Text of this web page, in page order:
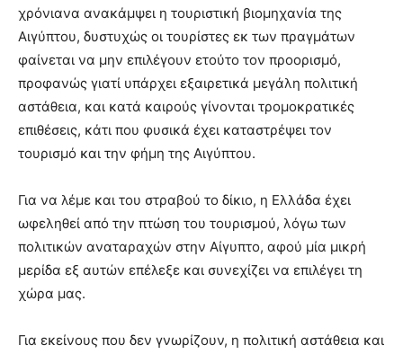
χρόνιανα ανακάμψει η τουριστική βιομηχανία της
Αιγύπτου, δυστυχώς οι τουρίστες εκ των πραγμάτων
φαίνεται να μην επιλέγουν ετούτο τον προορισμό,
προφανώς γιατί υπάρχει εξαιρετικά μεγάλη πολιτική
αστάθεια, και κατά καιρούς γίνονται τρομοκρατικές
επιθέσεις, κάτι που φυσικά έχει καταστρέψει τον
τουρισμό και την φήμη της Αιγύπτου.
Για να λέμε και του στραβού το δίκιο, η Ελλάδα έχει
ωφεληθεί από την πτώση του τουρισμού, λόγω των
πολιτικών αναταραχών στην Αίγυπτο, αφού μία μικρή
μερίδα εξ αυτών επέλεξε και συνεχίζει να επιλέγει τη
χώρα μας.
Για εκείνους που δεν γνωρίζουν, η πολιτική αστάθεια και